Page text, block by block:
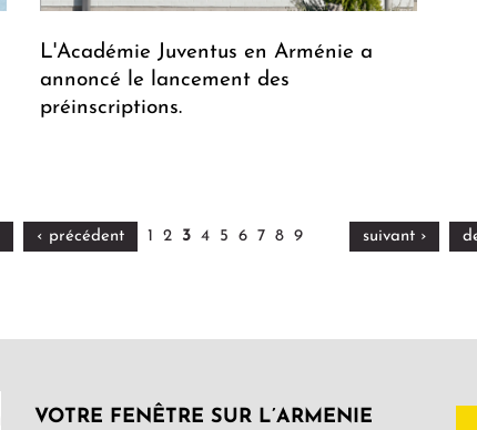
L'Académie Juventus en Arménie a
annoncé le lancement des
préinscriptions.
‹ précédent 1 2 3 4 5 6 7 8 9 suivant ›
VOTRE FENÊTRE SUR L’ARMENIE